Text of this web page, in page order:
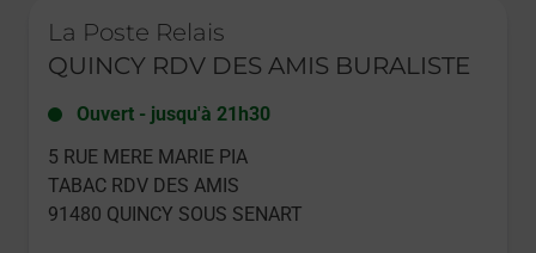
La Poste Relais
QUINCY RDV DES AMIS BURALISTE
Ouvert - jusqu'à 21h30
5 RUE MERE MARIE PIA
TABAC RDV DES AMIS
91480 QUINCY SOUS SENART